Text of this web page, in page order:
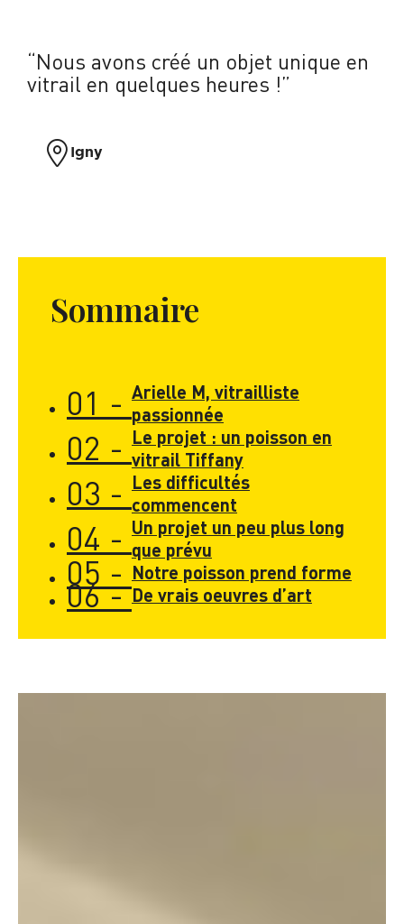
“Nous avons créé un objet unique en
vitrail en quelques heures !”
Igny
Sommaire
01 - Arielle M, vitrailliste
passionnée
02 - Le projet : un poisson en
vitrail Tiffany
03 - Les difficultés
commencent
04 - Un projet un peu plus long
que prévu
05 - Notre poisson prend forme
06 -De vrais oeuvres d’art